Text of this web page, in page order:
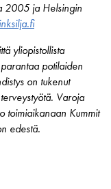
2005 ja Helsingin
yliopistollista
potilaiden
on tukenut
Varoja
toimiaikanaan Kummit
edestä.